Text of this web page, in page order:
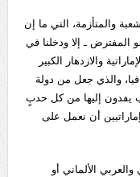
والمتأزمة، التي ما إن
المفترض ـ إلا ودخلنا في
والازدهار الكبير
والذي جعل من دولة
يفدون إليها من كل حدبٍ
أن نعمل على
الألماني أو